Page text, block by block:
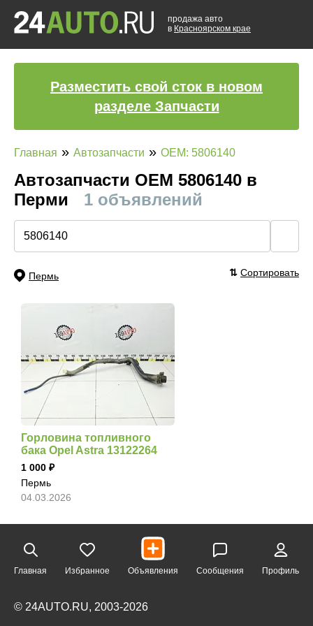
продажа авто
в Красноярском крае
Разместить свой сток в новом
разделе Запчасти
Главная » Автозапчасти » OEM: 5806140
Автозапчасти ОЕМ 5806140 в
Перми
1 объявлений
Пермь ⇅ Сортировать
Горловина топливного
бака Opel Astra 13122264
1 000
Пермь
04.03.2026
Главная Избранное Объявления Сообщения Профиль
© 24AUTO.RU, 2003-2026